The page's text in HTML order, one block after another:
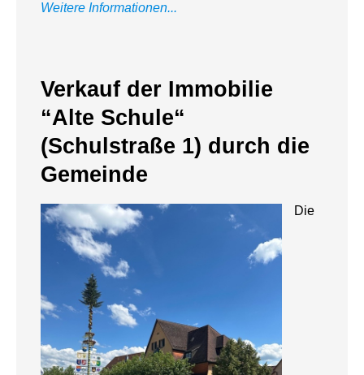
Weitere Informationen...
Verkauf der Immobilie
“Alte Schule“
(Schulstraße 1) durch die
Gemeinde
Die